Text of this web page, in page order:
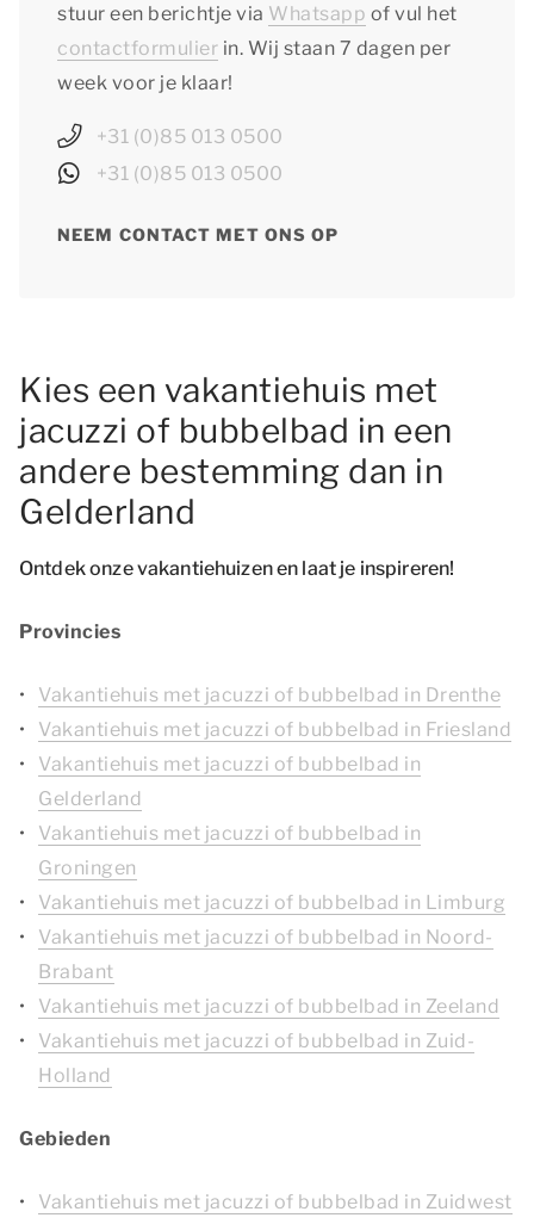
stuur een berichtje via Whatsapp of vul het
contactformulier in. Wij staan 7 dagen per
week voor je klaar!
+31 (0)85 013 0500
+31 (0)85 013 0500
NEEM CONTACT MET ONS OP
Kies een vakantiehuis met
jacuzzi of bubbelbad in een
andere bestemming dan in
Gelderland
Ontdek onze vakantiehuizen en laat je inspireren!
Provincies
Vakantiehuis met jacuzzi of bubbelbad in Drenthe
Vakantiehuis met jacuzzi of bubbelbad in Friesland
Vakantiehuis met jacuzzi of bubbelbad in
Gelderland
Vakantiehuis met jacuzzi of bubbelbad in
Groningen
Vakantiehuis met jacuzzi of bubbelbad in Limburg
Vakantiehuis met jacuzzi of bubbelbad in Noord-
Brabant
Vakantiehuis met jacuzzi of bubbelbad in Zeeland
Vakantiehuis met jacuzzi of bubbelbad in Zuid-
Holland
Gebieden
Vakantiehuis met jacuzzi of bubbelbad in Zuidwest